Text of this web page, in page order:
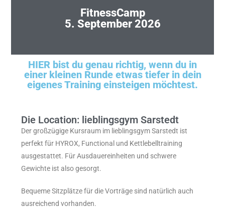
FitnessCamp
5. September 2026
HIER bist du genau richtig, wenn du in
einer kleinen Runde etwas tiefer in dein
eigenes Training einsteigen möchtest.
Die Location: lieblingsgym Sarstedt
Der großzügige Kursraum im lieblingsgym Sarstedt ist
perfekt für HYROX, Functional und Kettlebelltraining
ausgestattet. Für Ausdauereinheiten und schwere
Gewichte ist also gesorgt.
Bequeme Sitzplätze für die Vorträge sind natürlich auch
ausreichend vorhanden.